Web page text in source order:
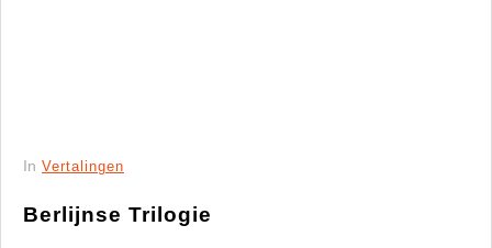
In Vertalingen
Berlijnse Trilogie